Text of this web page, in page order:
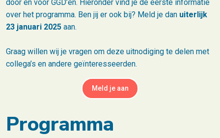
door en voor GGD’en. Hieronder vind je de eerste informatie
over het programma. Ben jij er ook bij? Meld je dan uiterlijk
23 januari 2025 aan.
Graag willen wij je vragen om deze uitnodiging te delen met
collega’s en andere geïnteresseerden.
Meld je aan
Programma